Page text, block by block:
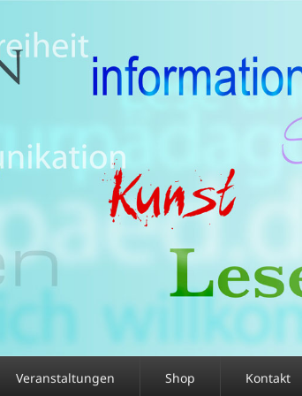
Veranstaltungen Shop Kontakt